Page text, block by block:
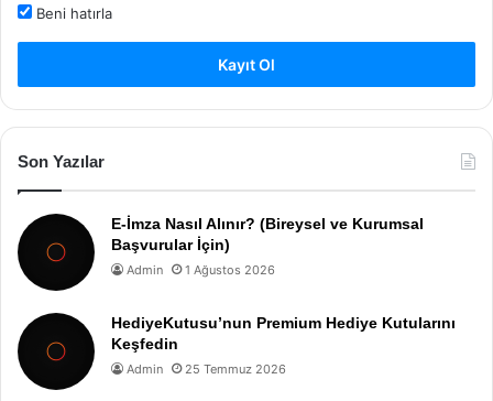
Beni hatırla
Kayıt Ol
Son Yazılar
E-İmza Nasıl Alınır? (Bireysel ve Kurumsal
Başvurular İçin)
Admin 1 Ağustos 2026
HediyeKutusu’nun Premium Hediye Kutularını
Keşfedin
Admin 25 Temmuz 2026